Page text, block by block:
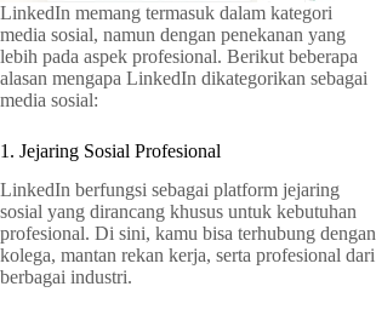
LinkedIn memang termasuk dalam kategori
media sosial, namun dengan penekanan yang
lebih pada aspek profesional. Berikut beberapa
alasan mengapa LinkedIn dikategorikan sebagai
media sosial:
1. Jejaring Sosial Profesional
LinkedIn berfungsi sebagai platform jejaring
sosial yang dirancang khusus untuk kebutuhan
profesional. Di sini, kamu bisa terhubung dengan
kolega, mantan rekan kerja, serta profesional dari
berbagai industri.